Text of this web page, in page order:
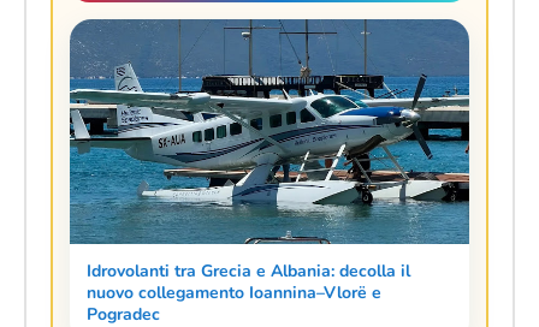
Idrovolanti tra Grecia e Albania: decolla il
nuovo collegamento Ioannina–Vlorë e
Pogradec